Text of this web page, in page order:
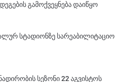
გამოქვეყნება დაიწყო
სტადიონზე სარეაბილიტაციო
სეზონი 22 აგვისტოს